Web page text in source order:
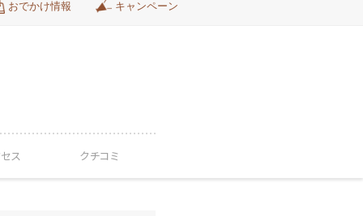
おでかけ情報 キャンペーン
ス クチコミ